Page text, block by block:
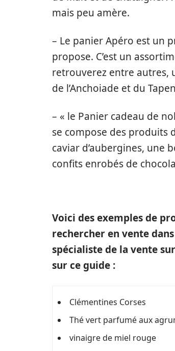
mais peu amère.
– Le panier Apéro est un
propose. C’est un
retrouverez entre autres,
de l’Anchoiade et du
– « le Panier cadeau de
se compose des produits
caviar d’aubergines, une
confits enrobés de
Voici des exemples de
rechercher en vente
spécialiste de la vente
sur ce guide :
Clémentines Corses
Thé vert parfumé aux
vinaigre de miel rouge